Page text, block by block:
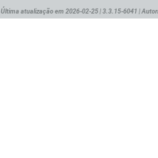
Última atualização em 2026-02-25 | 3.3.15-6041 |